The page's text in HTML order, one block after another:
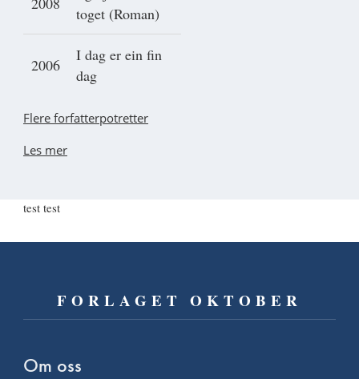
toget (Roman)
2006
I dag er ein fin
dag
Flere forfatterpotretter
Les mer
test test
FORLAGET OKTOBER
Om oss